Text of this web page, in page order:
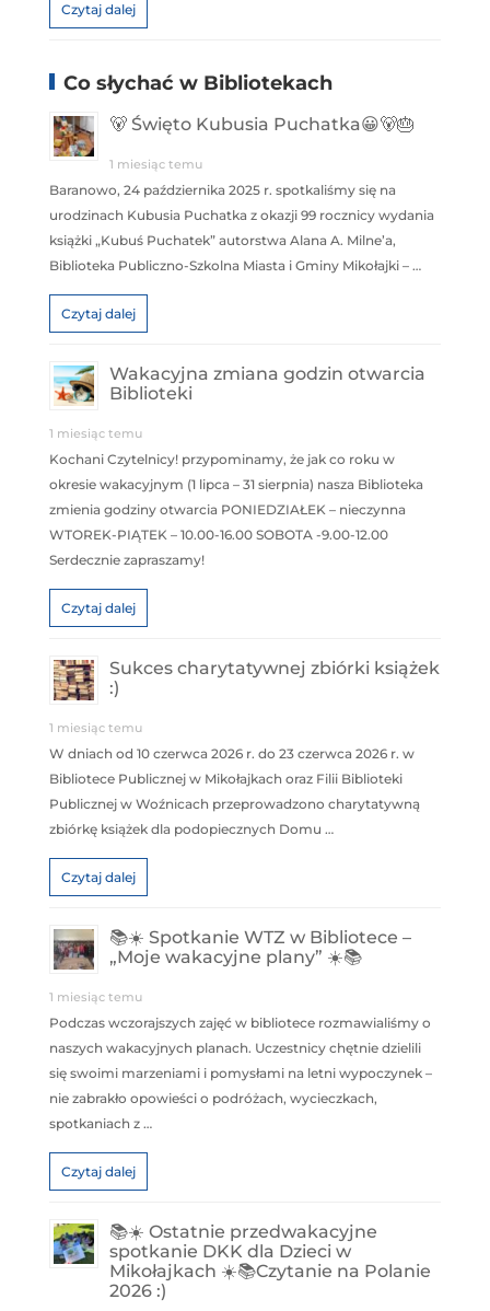
Czytaj dalej
Co słychać w Bibliotekach
🐻 Święto Kubusia Puchatka😀🐻🎂
1 miesiąc temu
Baranowo, 24 października 2025 r. spotkaliśmy się na
urodzinach Kubusia Puchatka z okazji 99 rocznicy wydania
książki „Kubuś Puchatek” autorstwa Alana A. Milne’a,
Biblioteka Publiczno-Szkolna Miasta i Gminy Mikołajki – …
Czytaj dalej
Wakacyjna zmiana godzin otwarcia
Biblioteki
1 miesiąc temu
Kochani Czytelnicy! przypominamy, że jak co roku w
okresie wakacyjnym (1 lipca – 31 sierpnia) nasza Biblioteka
zmienia godziny otwarcia PONIEDZIAŁEK – nieczynna
WTOREK-PIĄTEK – 10.00-16.00 SOBOTA -9.00-12.00
Serdecznie zapraszamy!
Czytaj dalej
Sukces charytatywnej zbiórki książek
:)
1 miesiąc temu
W dniach od 10 czerwca 2026 r. do 23 czerwca 2026 r. w
Bibliotece Publicznej w Mikołajkach oraz Filii Biblioteki
Publicznej w Woźnicach przeprowadzono charytatywną
zbiórkę książek dla podopiecznych Domu …
Czytaj dalej
📚☀️ Spotkanie WTZ w Bibliotece –
„Moje wakacyjne plany” ☀️📚
1 miesiąc temu
Podczas wczorajszych zajęć w bibliotece rozmawialiśmy o
naszych wakacyjnych planach. Uczestnicy chętnie dzielili
się swoimi marzeniami i pomysłami na letni wypoczynek –
nie zabrakło opowieści o podróżach, wycieczkach,
spotkaniach z …
Czytaj dalej
📚☀️ Ostatnie przedwakacyjne
spotkanie DKK dla Dzieci w
Mikołajkach ☀️📚Czytanie na Polanie
2026 :)